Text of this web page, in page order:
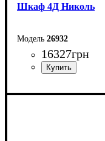
Шкаф 4Д Николь
26932
16327грн
Ширина: 184 см